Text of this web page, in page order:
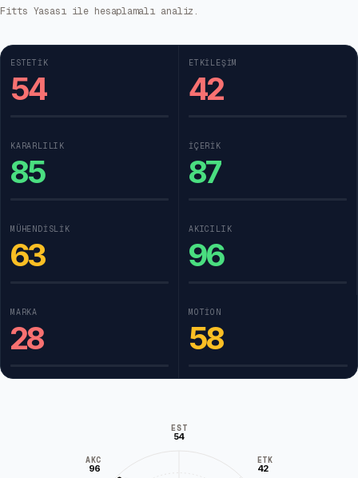
Fitts Yasası ile hesaplamalı analiz.
ESTETIK
54
ETKILEŞIM
42
KARARLILIK
85
İÇERIK
87
MÜHENDISLIK
63
AKICILIK
96
MARKA
28
MOTION
58
EST
54
ETK
42
AKC
96